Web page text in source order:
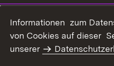
Informationen zum
von Cookies auf dieser
unserer